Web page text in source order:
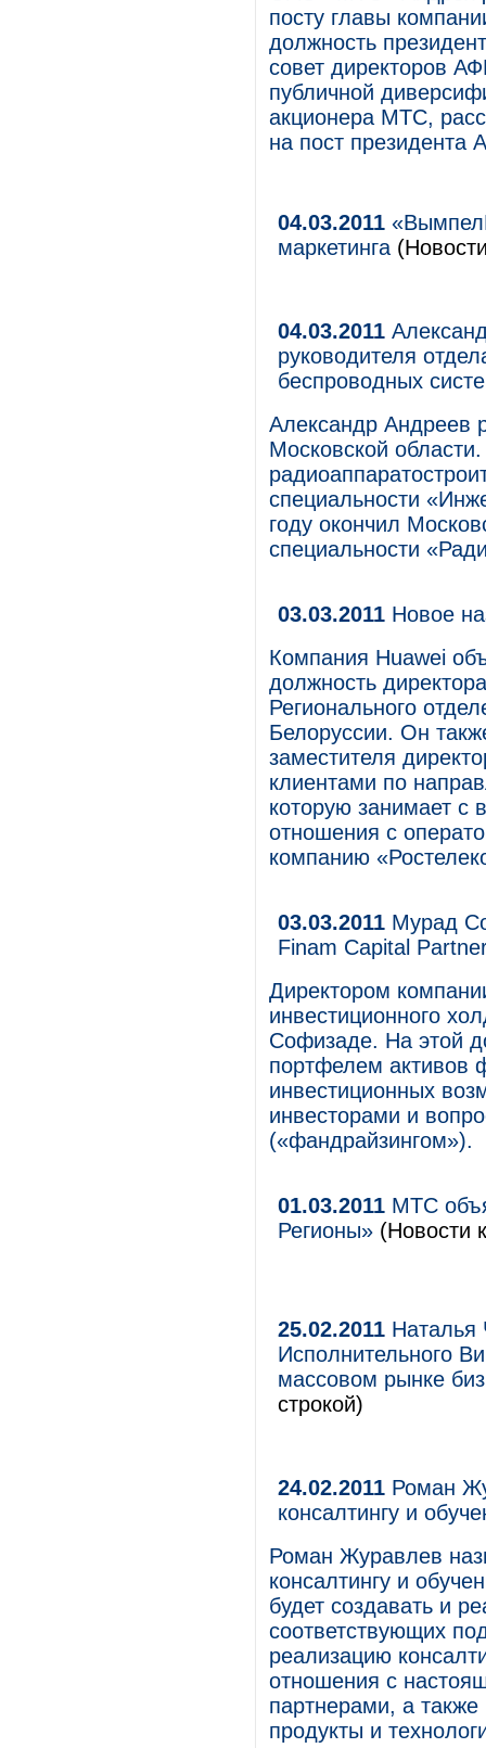
посту главы
должность
совет директоров
публичной
акционера МТС,
на пост президента
04.03.2011
маркетинга
04.03.2011
руководителя
беспроводных
Александр Андреев
Московской
специальности
году окончил
специальности
03.03.2011 Новое
Компания Huawei
должность
Регионального
Белоруссии. Он
заместителя
клиентами по
которую занимает с
отношения с
компанию
03.03.2011 Мурад
Finam Capital
Директором
инвестиционного
Софизаде. На этой
портфелем активов
инвестиционных
инвесторами и
(«фандрайзингом»).
01.03.2011 МТС
Регионы» (Новости
25.02.2011 Наталья
Исполнительного
массовом рынке
строкой)
24.02.2011 Роман
консалтингу и
Роман Журавлев
консалтингу и
будет создавать и
соответствующих
реализацию
отношения с
партнерами, а
продукты и